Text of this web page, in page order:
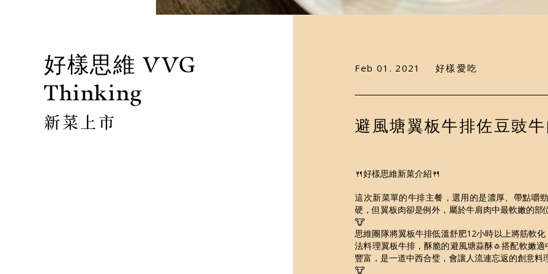
好樣思維 VVG
Thinking
新菜上市
Feb 01. 2021 好樣愛吃
避風塘翼板牛排佐豆豉
🍴好樣思維新菜介紹🍴
這次新菜單的牛排主餐，選用的是濃厚、帶點嚼
硬，但翼板肉卻是例外，屬於牛肩肉中最軟嫩的部
🐮
思維團隊將翼板牛排低溫舒肥12小時以上將筋軟
法料理翼板牛排，酥脆的避風塘蒜酥🧄搭配軟嫩適
豐富，是一道中西合璧，會讓人流連忘返的創意料
🐮